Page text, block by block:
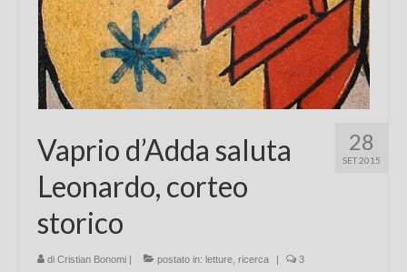
28
SET 2015
Vaprio d’Adda saluta
Leonardo, corteo
storico
di Cristian Bonomi | postato in: letture ricerca | 3